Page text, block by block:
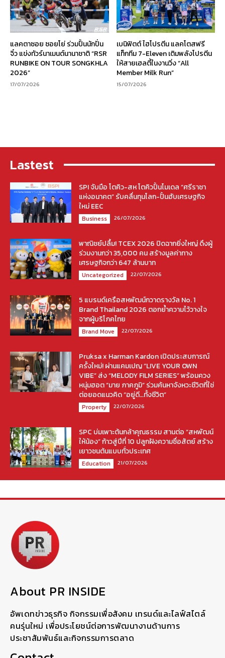
แลคตาซอย ซอยโย่ ร่วมปั้นนักปั่น
จิ๋ว แข่งทัวร์นาเมนต์นานาชาติ “RSR
RUNBIKE ON TOUR SONGKHLA
2026”
17/07/2026
เบนิฟิตต์ ไฮโปรตีน แลคโตสฟรี
แท็กทีม 7-Eleven เติมพลังโปรตีน
ให้สายเฮลตี้ในงานวิ่ง “All
Member Milk Run”
15/07/2026
Lastest
SPI จับมือ โตคิว-สห โตคิวปั้นโมเดล “ศรีราชา
แห่งอนาคต” รับคลื่นทุนโลก-ปั้นฮับเศรษฐกิจ
ใหม่ EEC
Business 26/07/2026
พาณิชย์ปลื้ม! TCEX 2026 ปิดฉากยิ่งใหญ่ ดึงผู้
ร่วมงานกว่า 35,000 คน สร้างมูลค่าทาง
เศรษฐกิจกว่า 647 ล้านบาท
Uncategorized 22/07/2026
5 แบรนด์เครือสหพัฒน์กวาดรางวัล No. 1
Brand Thailand 2026 ตอกย้ำความไว้วางใจ
จากผู้บริโภคไทย
Brand Move 22/07/2026
Pruksa x Harman Kardon เปิดประสบการณ์
ครั้งใหม่! ผ่านแคมเปญ “LIVE YOUR OWN
VIBE” ส่ง “MELODY FILM SERIES” พร้อมควง
หนุ่มฮอต “มาย ภาคภูมิ” ร่วมค้นหาจังหวะชีวิตที่ใช่
ต่อยอดแนวคิด “อยู่ดี…ทั้งชีวิต”
Property 22/07/2026
SPC บ่มเพาะต้นกล้าคุณธรรม สานต่อ “สหพัฒน์
ให้น้อง” ก้าวสู่ปีที่ 10 ปลูกฝังความซื่อสัตย์ สร้าง
เยาวชนต้นแบบทั่วประเทศ
Education 21/07/2026
About PR INSIDE
อัพเดทข่าวธุรกิจ กิจกรรมเพื่อสังคม เทรนด์และไลฟ์สไตล์
คนรุ่นใหม่ เพื่อประโยชน์ต่อการพัฒนางานด้านการ
ประชาสัมพันธ์และกิจกรรมการตลาด